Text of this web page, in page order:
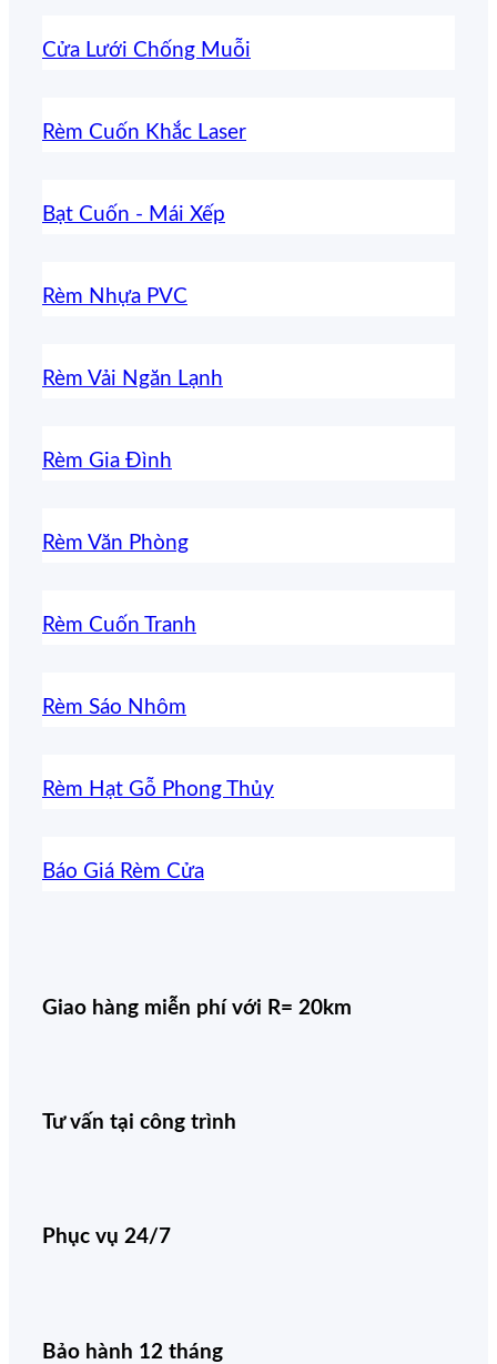
Cửa Lưới Chống Muỗi
Rèm Cuốn Khắc Laser
Bạt Cuốn - Mái Xếp
Rèm Nhựa PVC
Rèm Vải Ngăn Lạnh
Rèm Gia Đình
Rèm Văn Phòng
Rèm Cuốn Tranh
Rèm Sáo Nhôm
Rèm Hạt Gỗ Phong Thủy
Báo Giá Rèm Cửa
Giao hàng miễn phí với R= 20km
Tư vấn tại công trình
Phục vụ 24/7
Bảo hành 12 tháng